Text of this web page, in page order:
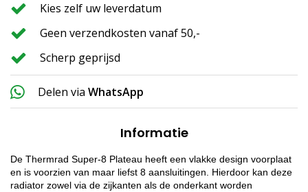
Kies zelf uw leverdatum
Geen verzendkosten vanaf 50,-
Scherp geprijsd
Delen via WhatsApp
Informatie
De Thermrad Super-8 Plateau heeft een vlakke design voorplaat
en is voorzien van maar liefst 8 aansluitingen. Hierdoor kan deze
radiator zowel via de zijkanten als de onderkant worden